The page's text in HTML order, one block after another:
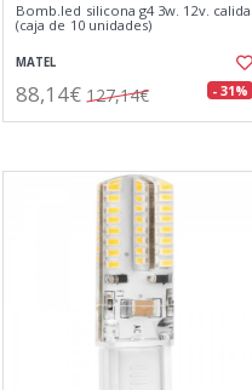
Bomb.led silicona g4 3w. 12v. calida
(caja de 10 unidades)
MATEL
88,14€ 127,14€ - 31%